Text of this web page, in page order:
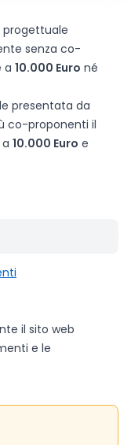
progettuale
senza co-
a 10.000 Euro né
presentata da
co-proponenti il
10.000 Euro e
il sito web
e le